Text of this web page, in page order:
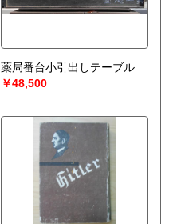
薬局番台小引出しテーブル
￥48,500